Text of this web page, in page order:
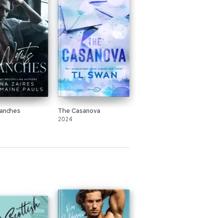
vers moi et me prend mon
aussitôt. Ils sont l'un sur l'autre.
Nos deux souffles se mêlent.
le contraire.
The Casanova
2024